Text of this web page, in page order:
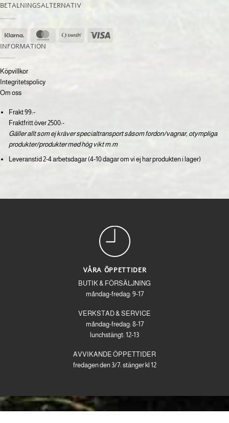
BETALNINGSALTERNATIV
Klarna MasterCardSwish
INFORMATION
Köpvillkor
Integritetspolicy
Om oss
Frakt 99:-
Fraktfritt över 2500:-
Gäller allt som ej kräver specialtransport såsom fordon/vagnar, otympliga
produkter/produkter med hög vikt m.m
Leveranstid 2-4 arbetsdagar (4-10 dagar om vi ej har produkten i lager)
VÅRA ÖPPETTIDER
BUTIK & FÖRSÄLJNING
måndag-fredag: 9-17
VERKSTAD & SERVICE
måndag-fredag: 8-17
lunchstängt: 12-13
AVVIKANDE ÖPPETTIDER
fredagen den 3/7: stänger kl 12